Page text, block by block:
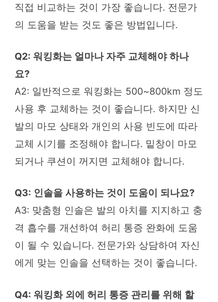
직접 비교하는 것이 가장 좋습니다. 전문가
의 도움을 받는 것도 좋은 방법입니다.
Q2: 워킹화는 얼마나 자주 교체해야 하나
요?
A2: 일반적으로 워킹화는 500~800km 정도
사용 후 교체하는 것이 좋습니다. 하지만 신
발의 마모 상태와 개인의 사용 빈도에 따라
교체 시기를 조정해야 합니다. 밑창이 마모
되거나 쿠션이 꺼지면 교체해야 합니다.
Q3: 인솔을 사용하는 것이 도움이 되나요?
A3: 맞춤형 인솔은 발의 아치를 지지하고 충
격 흡수를 개선하여 허리 통증 완화에 도움
이 될 수 있습니다. 전문가와 상담하여 자신
에게 맞는 인솔을 선택하는 것이 좋습니다.
Q4: 워킹화 외에 허리 통증 관리를 위해 할